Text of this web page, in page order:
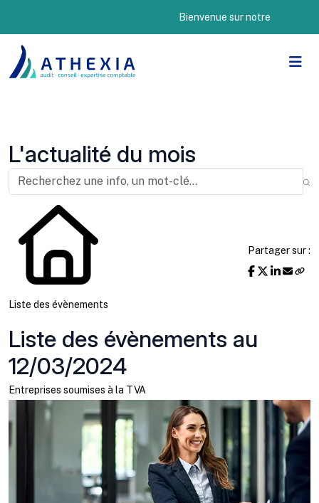
Bienvenue sur notre nouveau
L'actualité du mois
Liste des évènements
Partager sur :
Liste des évènements au
12/03/2024
Entreprises soumises à la TVA